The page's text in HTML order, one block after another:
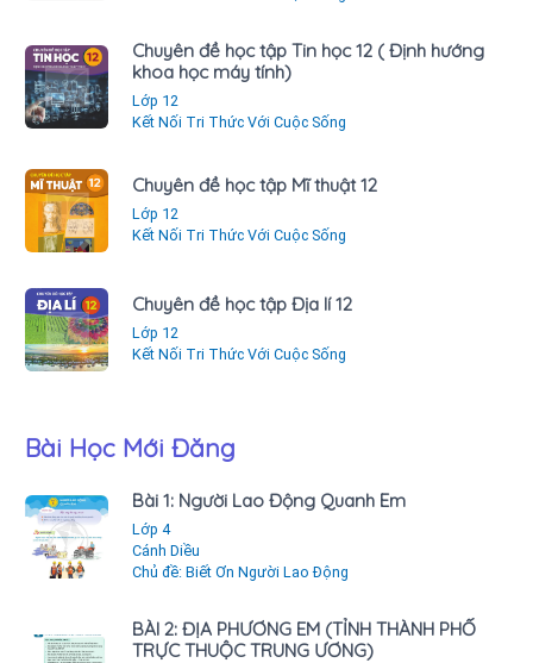
Chuyên đề học tập Tin học 12 ( Định hướng
khoa học máy tính)
Lớp 12
Kết Nối Tri Thức Với Cuộc Sống
Chuyên đề học tập Mĩ thuật 12
Lớp 12
Kết Nối Tri Thức Với Cuộc Sống
Chuyên đề học tập Địa lí 12
Lớp 12
Kết Nối Tri Thức Với Cuộc Sống
Bài Học Mới Đăng
Bài 1: Người Lao Động Quanh Em
Lớp 4
Cánh Diều
Chủ đề: Biết Ơn Người Lao Động
BÀI 2: ĐỊA PHƯƠNG EM (TỈNH THÀNH PHỐ
TRỰC THUỘC TRUNG ƯƠNG)